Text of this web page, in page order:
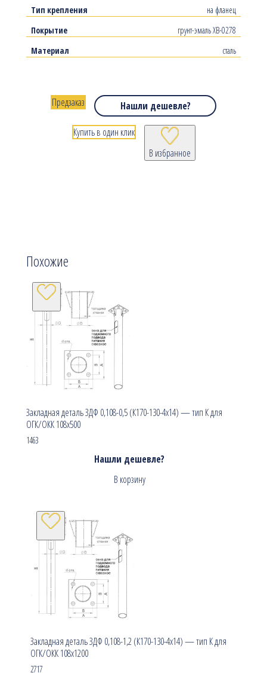
Тип крепления
на фланец
Покрытие
грунт-эмаль ХВ-0278
Материал
сталь
Нашли дешевле?
В избранное
Предзаказ
Купить в один клик
Похожие
Закладная деталь ЗДФ 0,108-0,5 (К170-130-4х14) — тип К для
ОГК/ОКК 108х500
1463
Нашли дешевле?
В корзину
Закладная деталь ЗДФ 0,108-1,2 (К170-130-4х14) — тип К для
ОГК/ОКК 108х1200
2717